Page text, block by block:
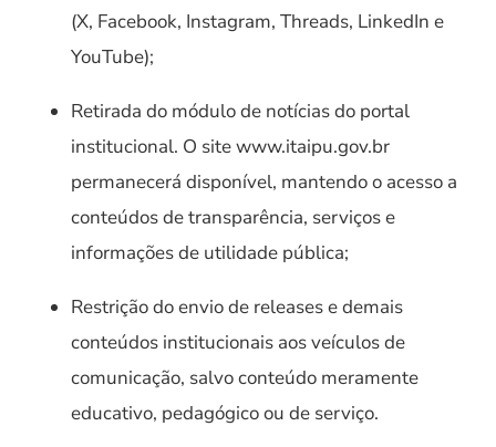
(X, Facebook, Instagram, Threads, LinkedIn e
YouTube);
Retirada do módulo de notícias do portal
institucional. O site www.itaipu.gov.br
permanecerá disponível, mantendo o acesso a
conteúdos de transparência, serviços e
informações de utilidade pública;
Restrição do envio de releases e demais
conteúdos institucionais aos veículos de
comunicação, salvo conteúdo meramente
educativo, pedagógico ou de serviço.